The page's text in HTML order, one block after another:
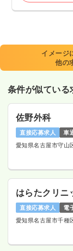
イメージ
他の
条件が似ている
佐野外科
直接応募求人
車
愛知県名古屋市守山
はらたクリニ
直接応募求人
電
愛知県名古屋市千種